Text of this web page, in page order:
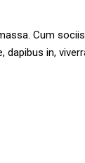
Cum sociis
dapibus in,